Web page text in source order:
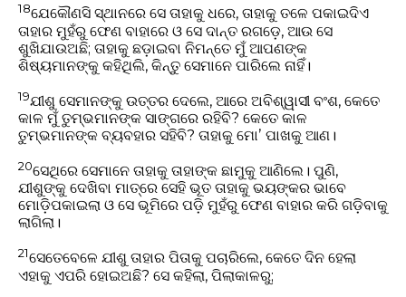
18ଯେକୌଣସି ସ୍ଥାନରେ ସେ ତାହାକୁ ଧରେ, ତାହାକୁ ତଳେ ପକାଇଦିଏ
ତାହାର ମୁହଁରୁ ଫେଣ ବାହାରେ ଓ ସେ ଦାନ୍ତ ରଗଡ଼େ, ଆଉ ସେ
ଶୁଖିଯାଉଅଛି; ତାହାକୁ ଛଡ଼ାଇବା ନିମନ୍ତେ ମୁଁ ଆପଣଙ୍କ
ଶିଷ୍ୟମାନଙ୍କୁ କହିଥିଲି, କିନ୍ତୁ ସେମାନେ ପାରିଲେ ନାହିଁ।
19ଯୀଶୁ ସେମାନଙ୍କୁ ଉତ୍ତର ଦେଲେ, ଆରେ ଅବିଶ୍ୱାସୀ ବଂଶ, କେତେ
କାଳ ମୁଁ ତୁମ୍ଭମାନଙ୍କ ସାଙ୍ଗରେ ରହିବି? କେତେ କାଳ
ତୁମ୍ଭମାନଙ୍କ ବ୍ୟବହାର ସହିବି? ତାହାକୁ ମୋʼ ପାଖକୁ ଆଣ।
20ସେଥିରେ ସେମାନେ ତାହାକୁ ତାହାଙ୍କ ଛାମୁକୁ ଆଣିଲେ। ପୁଣି,
ଯୀଶୁଙ୍କୁ ଦେଖିବା ମାତ୍ରେ ସେହି ଭୂତ ତାହାକୁ ଭୟଙ୍କର ଭାବେ
ମୋଡ଼ିପକାଇଲା ଓ ସେ ଭୂମିରେ ପଡ଼ି ମୁହଁରୁ ଫେଣ ବାହାର କରି ଗଡ଼ିବାକୁ
ଲାଗିଲା।
21ସେତେବେଳେ ଯୀଶୁ ତାହାର ପିତାକୁ ପଚାରିଲେ, କେତେ ଦିନ ହେଲା
ଏହାକୁ ଏପରି ହୋଇଅଛି? ସେ କହିଲା, ପିଲାକାଳରୁ;